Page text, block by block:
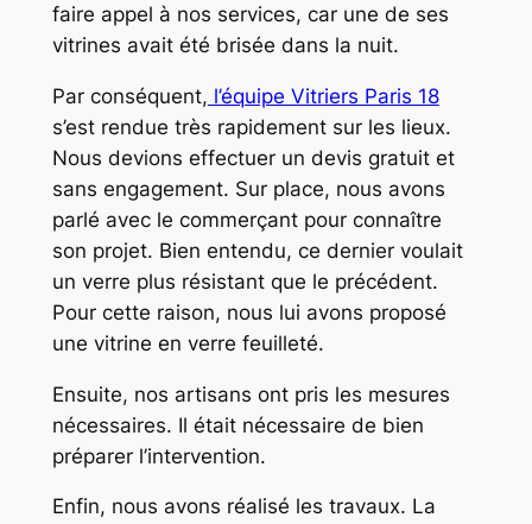
faire appel à nos services, car une de ses
vitrines avait été brisée dans la nuit.
Par conséquent, l’équipe Vitriers Paris 18
s’est rendue très rapidement sur les lieux.
Nous devions effectuer un devis gratuit et
sans engagement. Sur place, nous avons
parlé avec le commerçant pour connaître
son projet. Bien entendu, ce dernier voulait
un verre plus résistant que le précédent.
Pour cette raison, nous lui avons proposé
une vitrine en verre feuilleté.
Ensuite, nos artisans ont pris les mesures
nécessaires. Il était nécessaire de bien
préparer l’intervention.
Enfin, nous avons réalisé les travaux. La